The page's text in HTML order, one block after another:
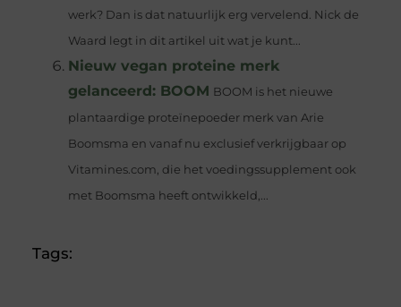
werk? Dan is dat natuurlijk erg vervelend. Nick de
Waard legt in dit artikel uit wat je kunt...
Nieuw vegan proteine merk
gelanceerd: BOOM BOOM is het nieuwe
plantaardige proteïnepoeder merk van Arie
Boomsma en vanaf nu exclusief verkrijgbaar op
Vitamines.com, die het voedingssupplement ook
met Boomsma heeft ontwikkeld,...
Tags: